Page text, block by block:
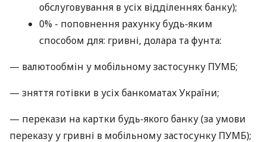
обслуговування в усіх відділеннях банку);
0% - поповнення рахунку будь-яким
способом для: гривні, долара та фунта:
— валютообмін у мобільному застосунку ПУМБ;
— зняття готівки в усіх банкоматах України;
— перекази на картки будь-якого банку (за умови
переказу у гривні в мобільному застосунку ПУМБ);